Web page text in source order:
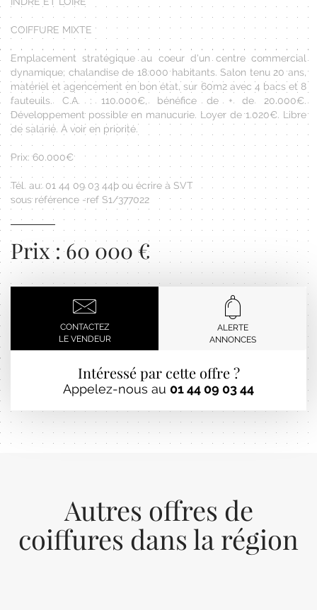
COIFFURE MIXTE
Emplacement stratégique au coeur d'un centre commercial
dynamique, chalandise de 18.000 habitants. Salon tenu 20 ans,
matériel et agencement en bon état, sur 60m2 avec 4 bacs et 8
fauteuils. C.A. : 110.000€, bénéfice de + de 20.000€.
Développement possible en manucurie. Loyer de 1.020€. Libre
de salarié. A voir en priorité.
Prix: 60.000€
Tél. au: 01 44 09 03 44þ ou écrire à SVT
sous référence -ref S1/377022
Prix : 60 000 €
CONTACTEZ
LE VENDEUR
ALERTE
ANNONCES
Intéressé par cette offre ?
Appelez-nous au 01 44 09 03 44
Autres offres de
coiffures dans la région